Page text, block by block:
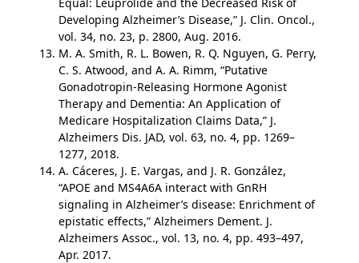
Developing Alzheimer’s Disease,” J. Clin. Oncol.,
vol. 34, no. 23, p. 2800, Aug. 2016.
M. A. Smith, R. L. Bowen, R. Q. Nguyen, G. Perry,
C. S. Atwood, and A. A. Rimm, “Putative
Gonadotropin-Releasing Hormone Agonist
Therapy and Dementia: An Application of
Medicare Hospitalization Claims Data,” J.
Alzheimers Dis. JAD, vol. 63, no. 4, pp. 1269–
1277, 2018.
A. Cáceres, J. E. Vargas, and J. R. González,
“APOE and MS4A6A interact with GnRH
signaling in Alzheimer’s disease: Enrichment of
epistatic effects,” Alzheimers Dement. J.
Alzheimers Assoc., vol. 13, no. 4, pp. 493–497,
Apr. 2017.